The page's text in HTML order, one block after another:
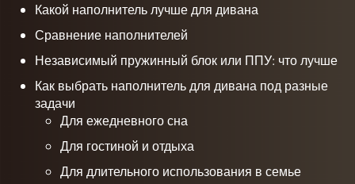
Какой наполнитель лучше для дивана
Сравнение наполнителей
Независимый пружинный блок или ППУ: что лучше
Как выбрать наполнитель для дивана под разные
задачи
Для ежедневного сна
Для гостиной и отдыха
Для длительного использования в семье